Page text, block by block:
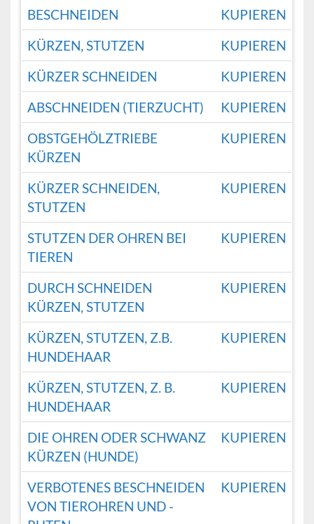
BESCHNEIDEN
KUPIEREN
KÜRZEN, STUTZEN
KUPIEREN
KÜRZER SCHNEIDEN
KUPIEREN
ABSCHNEIDEN (TIERZUCHT)
KUPIEREN
OBSTGEHÖLZTRIEBE
KÜRZEN
KUPIEREN
KÜRZER SCHNEIDEN,
STUTZEN
KUPIEREN
STUTZEN DER OHREN BEI
TIEREN
KUPIEREN
DURCH SCHNEIDEN
KÜRZEN, STUTZEN
KUPIEREN
KÜRZEN, STUTZEN, Z.B.
HUNDEHAAR
KUPIEREN
KÜRZEN, STUTZEN, Z. B.
HUNDEHAAR
KUPIEREN
DIE OHREN ODER SCHWANZ
KÜRZEN (HUNDE)
KUPIEREN
VERBOTENES BESCHNEIDEN
VON TIEROHREN UND -
KUPIEREN